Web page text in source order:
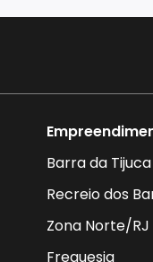
Barra da Tijuca
Recreio dos
Zona Norte/RJ
Freguesia